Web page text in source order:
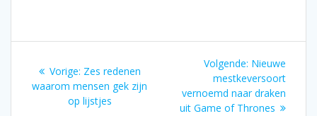
navigatie
Vorige: Vorig
bericht:
Zes redenen
waarom mensen gek zijn
op lijstjes
Volgende: Volgend
bericht:
Nieuwe
mestkeversoort
vernoemd naar draken
uit Game of Thrones